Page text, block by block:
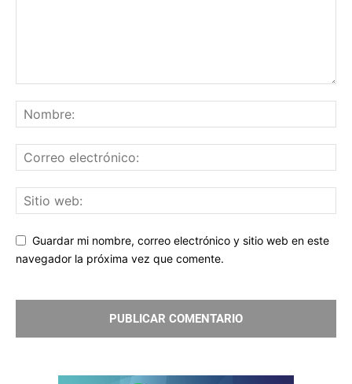
Guardar mi nombre, correo electrónico y sitio web en este
navegador la próxima vez que comente.